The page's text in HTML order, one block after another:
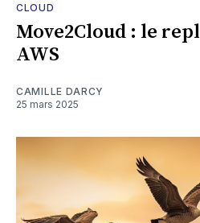
CLOUD
Move2Cloud : le
AWS
CAMILLE DARCY
25 mars 2025